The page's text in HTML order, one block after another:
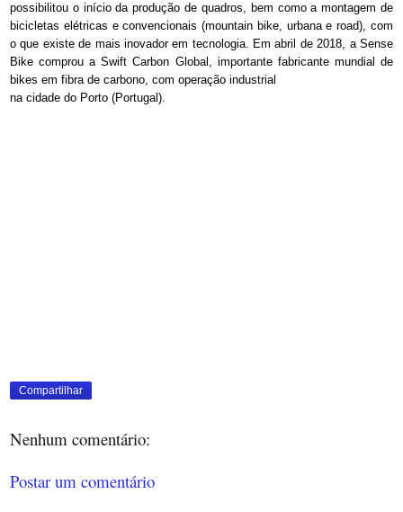
possibilitou o início da produção de quadros, bem como a montagem de
bicicletas elétricas e convencionais (mountain bike, urbana e road), com
o que existe de mais inovador em tecnologia. Em abril de 2018, a Sense
Bike comprou a Swift Carbon Global, importante fabricante mundial de
bikes em fibra de carbono, com operação industrial
na cidade do Porto (Portugal).
Compartilhar
Nenhum comentário:
Postar um comentário